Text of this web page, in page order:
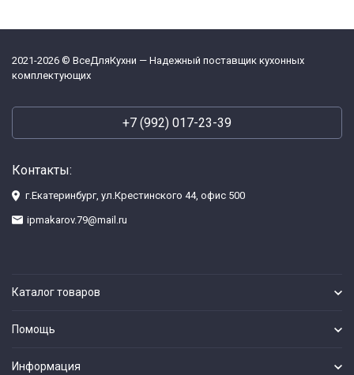
2021-2026 © ВсеДляКухни — Надежный поставщик кухонных
комплектующих
+7 (992) 017-23-39
Контакты:
г.Екатеринбург, ул.Крестинского 44, офис 500
ipmakarov.79@mail.ru
Каталог товаров
Помощь
Информация